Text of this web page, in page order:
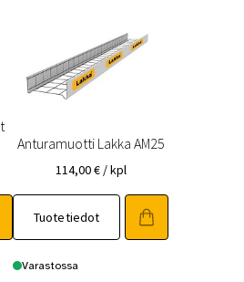
Anturamuotti Lakka AM25
114,00€ / kpl
Tuotetiedot
Varastossa